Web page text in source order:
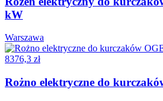
kW
Warszawa
8376,3 zł
Rożno elektryczne do